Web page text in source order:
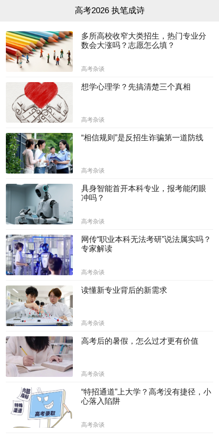
高考2026 执笔成诗
多所高校收窄大类招生，热门专业分
数会大涨吗？志愿怎么填？
高考杂谈
想学心理学？先搞清楚三个真相
高考杂谈
“相信规则”是反招生诈骗第一道防线
高考杂谈
具身智能首开本科专业，报考能闭眼
冲吗？
高考杂谈
网传“职业本科无法考研”说法属实吗？
专家解读
高考杂谈
读懂新专业背后的新需求
高考杂谈
高考后的暑假，怎么过才更有价值
高考杂谈
“特招通道”上大学？高考没有捷径，小
心落入陷阱
高考杂谈